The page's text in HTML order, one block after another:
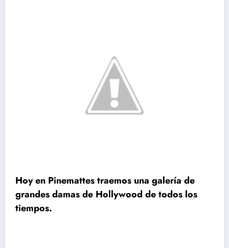
Hoy en Pinemattes traemos una galería de
grandes damas de Hollywood de todos los
tiempos.